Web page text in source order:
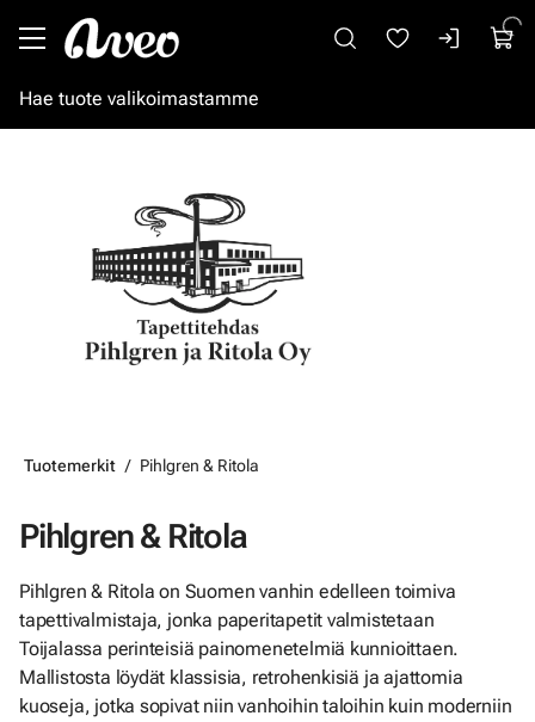
Tuotemerkit Pihlgren & Ritola
Pihlgren & Ritola
Pihlgren & Ritola on Suomen vanhin edelleen toimiva
tapettivalmistaja, jonka paperitapetit valmistetaan
Toijalassa perinteisiä painomenetelmiä kunnioittaen.
Mallistosta löydät klassisia, retrohenkisiä ja ajattomia
kuoseja, jotka sopivat niin vanhoihin taloihin kuin moderniin